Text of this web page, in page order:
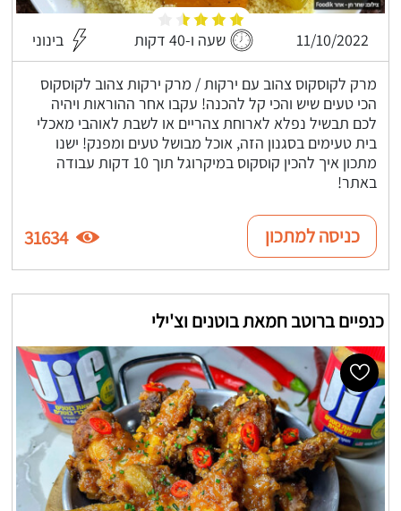
11/10/2022 שעה ו-40 דקות בינוני
מרק לקוסקוס צהוב עם ירקות / מרק ירקות צהוב לקוסקוס
הכי טעים שיש והכי קל להכנה! עקבו אחר ההוראות ויהיה
לכם תבשיל נפלא לארוחת צהריים או לשבת לאוהבי מאכלי
בית טעימים בסגנון הזה, אוכל מבושל טעים ומפנק! ישנו
מתכון איך להכין קוסקוס במיקרוגל תוך 10 דקות עבודה
באתר!
כניסה למתכון 31634
כנפיים ברוטב חמאת בוטנים וצ'ילי